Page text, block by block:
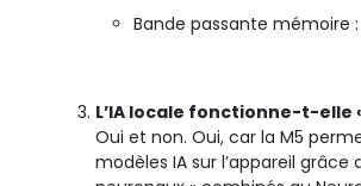
Bande passante mémoire :
L’IA locale fonctionne-t-elle
Oui et non. Oui, car la M5
modèles IA sur l’appareil grâce